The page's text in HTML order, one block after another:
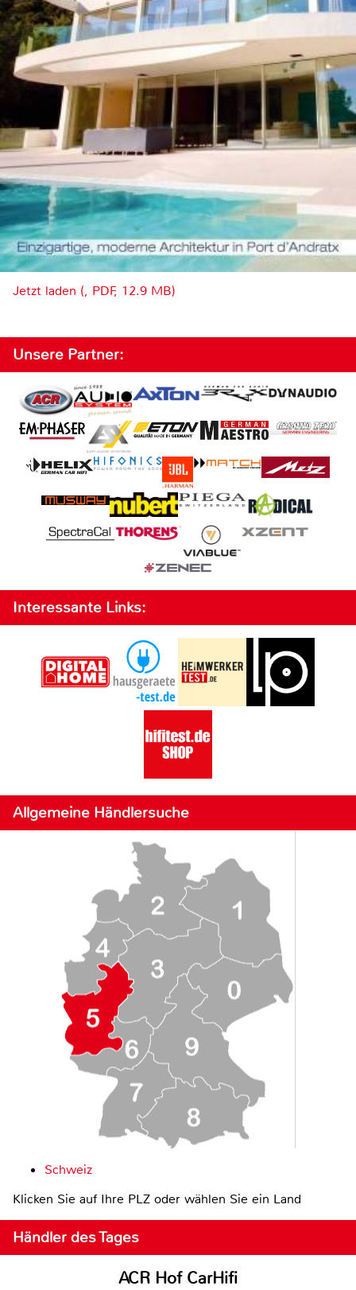
Jetzt laden (, PDF, 12.9 MB)
Unsere Partner:
Interessante Links:
Allgemeine Händlersuche
Schweiz
Klicken Sie auf Ihre PLZ oder wählen Sie ein Land
Händler des Tages
ACR Hof CarHifi